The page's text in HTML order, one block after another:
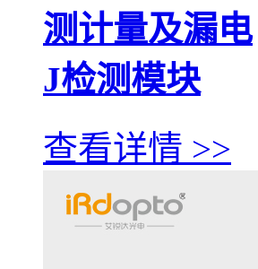
测计量及漏电
J检测模块
查看详情 >>